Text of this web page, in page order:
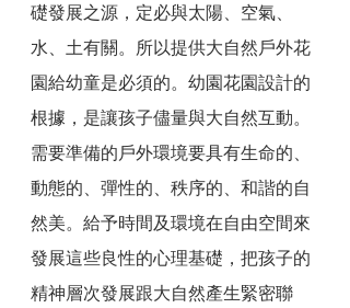
礎發展之源，定必與太陽、空氣、
水、土有關。所以提供大自然戶外花
園給幼童是必須的。幼園花園設計的
根據，是讓孩子儘量與大自然互動。
需要準備的戶外環境要具有生命的、
動態的、彈性的、秩序的、和諧的自
然美。給予時間及環境在自由空間來
發展這些良性的心理基礎，把孩子的
精神層次發展跟大自然產生緊密聯